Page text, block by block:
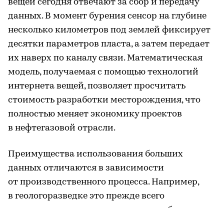
вещей сегодня отвечают за сбор и передачу
данных. В момент бурения сенсор на глубине
несколько километров под землей фиксирует
десятки параметров пласта, а затем передает
их наверх по каналу связи. Математическая
модель, получаемая с помощью технологий
интернета вещей, позволяет просчитать
стоимость разработки месторождения, что
полностью меняет экономику проектов
в нефтегазовой отрасли.
Преимущества использования больших
данных отличаются в зависимости
от производственного процесса. Например,
в геологоразведке это прежде всего